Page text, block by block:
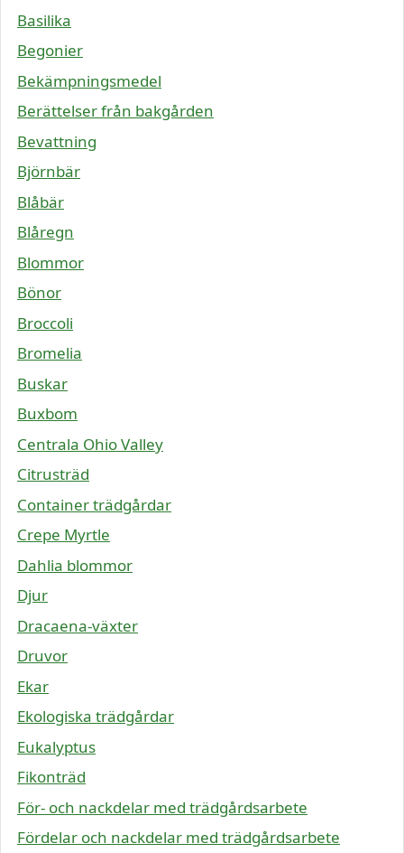
Basilika
Begonier
Bekämpningsmedel
Berättelser från bakgården
Bevattning
Björnbär
Blåbär
Blåregn
Blommor
Bönor
Broccoli
Bromelia
Buskar
Buxbom
Centrala Ohio Valley
Citrusträd
Container trädgårdar
Crepe Myrtle
Dahlia blommor
Djur
Dracaena-växter
Druvor
Ekar
Ekologiska trädgårdar
Eukalyptus
Fikonträd
För- och nackdelar med trädgårdsarbete
Fördelar och nackdelar med trädgårdsarbete